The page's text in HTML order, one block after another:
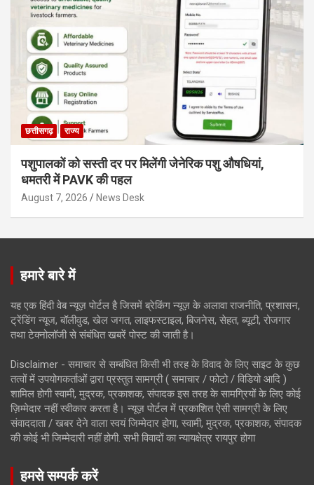
छत्तीसगढ़ राज्य
पशुपालकों को सस्ती दर पर मिलेंगी जेनेरिक पशु औषधियां,
धमतरी में PAVK की पहल
August 7, 2026 News Desk
हमारे बारे में
यह एक हिंदी वेब न्यूज़ पोर्टल है जिसमें ब्रेकिंग न्यूज़ के अलावा राजनीति, प्रशासन,
ट्रेंडिंग न्यूज, बॉलीवुड, खेल जगत, लाइफस्टाइल, बिजनेस, सेहत, ब्यूटी, रोजगार
तथा टेक्नोलॉजी से संबंधित खबरें पोस्ट की जाती है।
Disclaimer - समाचार से सम्बंधित किसी भी तरह के विवाद के लिए साइट के कुछ
तत्वों में उपयोगकर्ताओं द्वारा प्रस्तुत सामग्री ( समाचार / फोटो / विडियो आदि )
शामिल होगी स्वामी, मुद्रक, प्रकाशक, संपादक इस तरह के सामग्रियों के लिए कोई
ज़िम्मेदार नहीं स्वीकार करता है। न्यूज़ पोर्टल में प्रकाशित ऐसी सामग्री के लिए
संवाददाता / खबर देने वाला स्वयं जिम्मेदार होगा, स्वामी, मुद्रक, प्रकाशक, संपादक
की कोई भी जिम्मेदारी नहीं होगी. सभी विवादों का न्यायक्षेत्र रायपुर होगा
हमसे सम्पर्क करें